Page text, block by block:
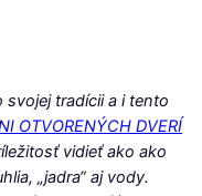
svojej tradícii a i tento
OTVORENÝCH DVERÍ
vidieť ako ako
„jadra“ aj vody.